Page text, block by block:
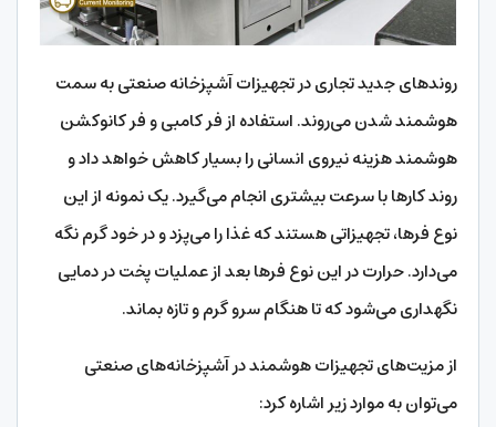
روندهای جدید تجاری در تجهیزات آشپزخانه صنعتی به سمت
هوشمند شدن می‌روند. استفاده از فر کامبی و فر کانوکشن
هوشمند هزینه نیروی انسانی را بسیار کاهش خواهد داد و
روند کارها با سرعت بیشتری انجام می‌گیرد. یک نمونه از این
نوع فرها، تجهیزاتی هستند که غذا را می‌پزد و در خود گرم نگه
می‌دارد. حرارت در این نوع فرها بعد از عملیات پخت در دمایی
نگهداری می‌شود که تا هنگام سرو گرم و تازه بماند.
از مزیت‌های تجهیزات هوشمند در آشپزخانه‌های صنعتی
می‌توان به موارد زیر اشاره کرد: